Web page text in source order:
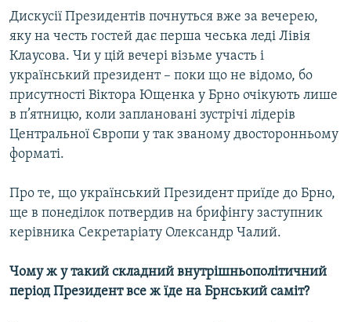
СПЕЦПРОЄКТИ
ПОДКАСТИ
КРИМ РЕАЛІЇ
РУС
УКР
КТАТ
ДОЛУЧАЙСЯ!
Дискусії Президентів почнуться вже за вечерею,
яку на честь гостей дає перша чеська леді Лівія
Клаусова. Чи у цій вечері візьме участь і
український президент – поки що не відомо, бо
присутності Віктора Ющенка у Брно очікують лише
в п’ятницю, коли заплановані зустрічі лідерів
Центральної Європи у так званому двосторонньому
форматі.
Про те, що український Президент приїде до Брно,
ще в понеділок потвердив на брифінгу заступник
керівника Секретаріату Олександр Чалий.
Чому ж у такий складний внутрішньополітичний
період Президент все ж їде на Брнський саміт?